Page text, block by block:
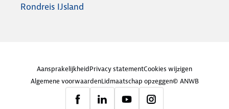
Rondreis IJsland
AansprakelijkheidPrivacy statementCookies wijzigen
Algemene voorwaardenLidmaatschap opzeggen© ANWB